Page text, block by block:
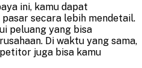
ini, kamu dapat
secara lebih mendetail.
peluang yang bisa
Di waktu yang sama,
juga bisa kamu